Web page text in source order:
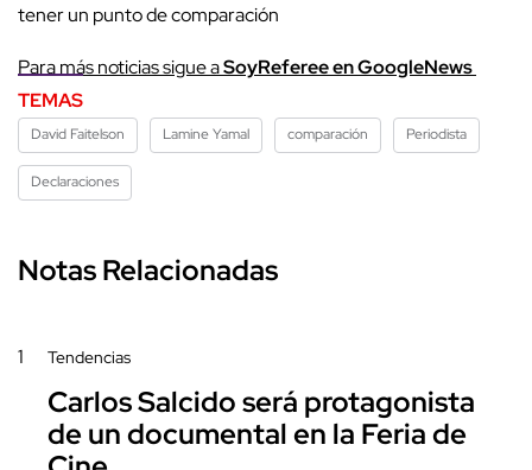
tener un punto de comparación
Para más noticias sigue aSoyReferee en GoogleNews
TEMAS
David Faitelson Lamine Yamal comparación Periodista
Declaraciones
Notas Relacionadas
1 Tendencias
Carlos Salcido será protagonista
de un documental en la Feria de